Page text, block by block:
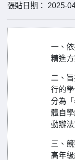
張貼日期： 2025-
一、
精進
二、
行的
分為
體自
動辦法
三、
高年